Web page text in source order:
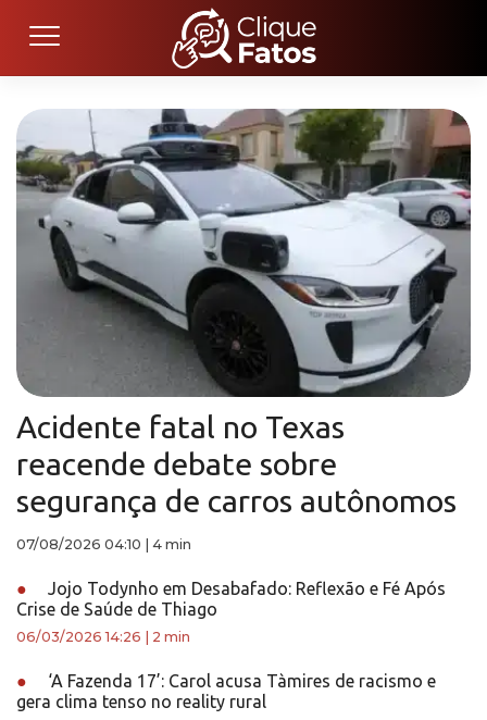
Acidente fatal no Texas
reacende debate sobre
segurança de carros autônomos
07/08/2026 04:10 4 min
●
Jojo Todynho em Desabafado: Reflexão e Fé Após
Crise de Saúde de Thiago
06/03/2026 14:26 2 min
●
‘A Fazenda 17’: Carol acusa Tàmires de racismo e
gera clima tenso no reality rural